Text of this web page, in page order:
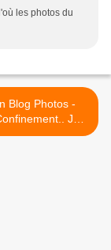
les photos du
Blog Photos -
Je
moi ! @Mantes-